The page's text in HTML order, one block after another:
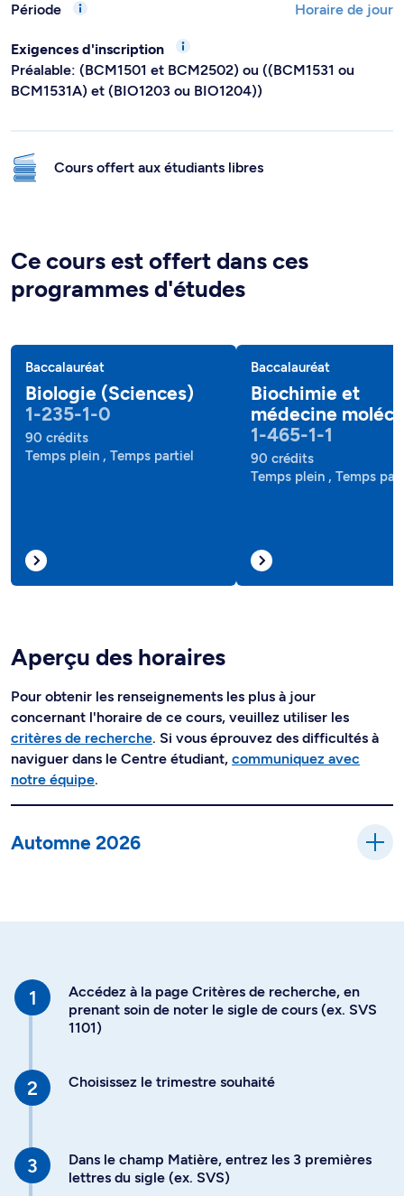
Période
Horaire de jour
Exigences d'inscription
Préalable: (BCM1501 et BCM2502) ou ((BCM1531 ou
BCM1531A) et (BIO1203 ou BIO1204))
Cours offert aux étudiants libres
Ce cours est offert dans ces
programmes d'études
Baccalauréat
Biologie (Sciences)
1-235-1-0
90 crédits
Temps plein , Temps partiel
Baccalauréat
Biochimie et
médecine
1-465-1-1
90 crédits
Temps plein , Temps
Aperçu des horaires
Pour obtenir les renseignements les plus à jour
concernant l'horaire de ce cours, veuillez utiliser les
critères de recherche. Si vous éprouvez des difficultés à
naviguer dans le Centre étudiant, communiquez avec
notre équipe.
Automne 2026
Accédez à la page Critères de recherche, en
prenant soin de noter le sigle de cours (ex. SVS
1101)
Choisissez le trimestre souhaité
Dans le champ Matière, entrez les 3 premières
lettres du sigle (ex. SVS)